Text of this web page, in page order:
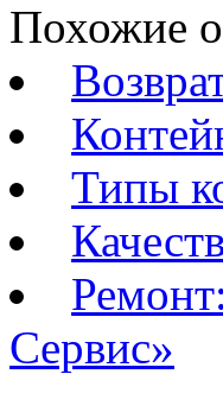
Похожие
Типы
Сервис»